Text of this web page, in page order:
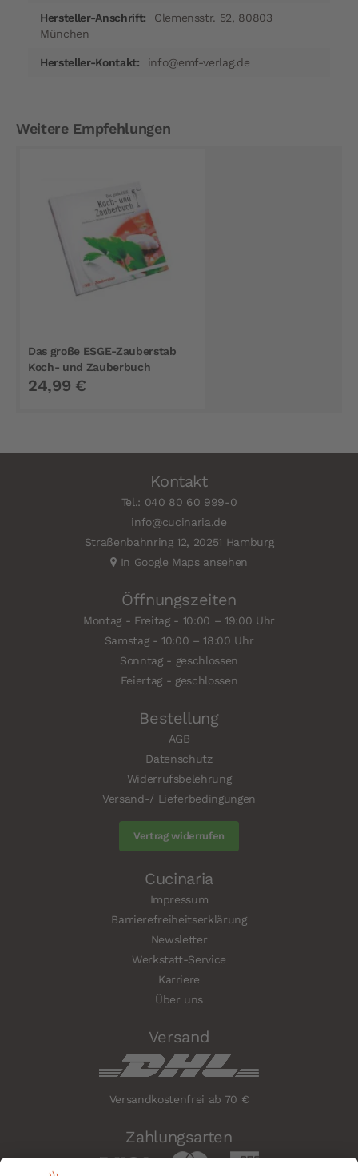
Clemensstr. 52, 80803
München
info@emf-verlag.de​
Weitere Empfehlungen
Das große ESGE-Zauberstab
Koch- und Zauberbuch
24,99 €
Kontakt
Tel.: 040 80 60 999-0
info@cucinaria.de
Straßenbahnring 12, 20251 Hamburg
In Google Maps ansehen
Öffnungszeiten
Montag - Freitag - 10:00 – 19:00 Uhr
Samstag - 10:00 – 18:00 Uhr
Sonntag - geschlossen
Feiertag - geschlossen
Bestellung
AGB
Datenschutz
Widerrufsbelehrung
Versand-/ Lieferbedingungen
Vertrag widerrufen
Cucinaria
Impressum
Barrierefreiheitserklärung
Newsletter
Werkstatt-Service
Karriere
Über uns
Versand
Versandkostenfrei ab 70 €
Zahlungsarten